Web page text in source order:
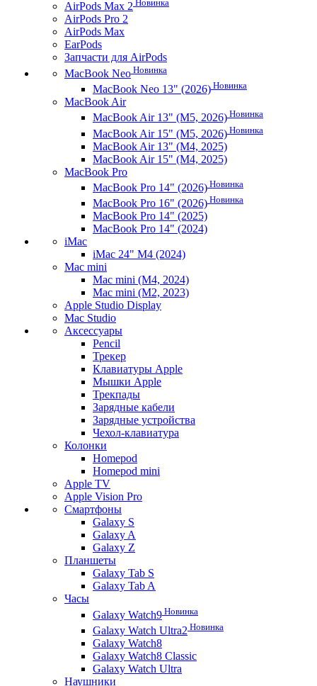
AirPods Max 2 Новинка
AirPods Pro 2
AirPods Max
EarPods
Запчасти для AirPods
MacBook Neo Новинка
MacBook Neo 13" (2026) Новинка
MacBook Air
MacBook Air 13" (M5, 2026) Новинка
MacBook Air 15" (M5, 2026) Новинка
MacBook Air 13" (M4, 2025)
MacBook Air 15" (M4, 2025)
MacBook Pro
MacBook Pro 14" (2026) Новинка
MacBook Pro 16" (2026) Новинка
MacBook Pro 14" (2025)
MacBook Pro 14" (2024)
iMac
iMac 24" M4 (2024)
Mac mini
Mac mini (M4, 2024)
Mac mini (M2, 2023)
Apple Studio Display
Mac Studio
Аксессуары
Pencil
Трекер
Клавиатуры Apple
Мышки Apple
Трекпады
Зарядные кабели
Зарядные устройства
Чехол-клавиатура
Колонки
Homepod
Homepod mini
Apple TV
Apple Vision Pro
Смартфоны
Galaxy S
Galaxy A
Galaxy Z
Планшеты
Galaxy Tab S
Galaxy Tab A
Часы
Galaxy Watch9 Новинка
Galaxy Watch Ultra2 Новинка
Galaxy Watch8
Galaxy Watch8 Classic
Galaxy Watch Ultra
Наушники